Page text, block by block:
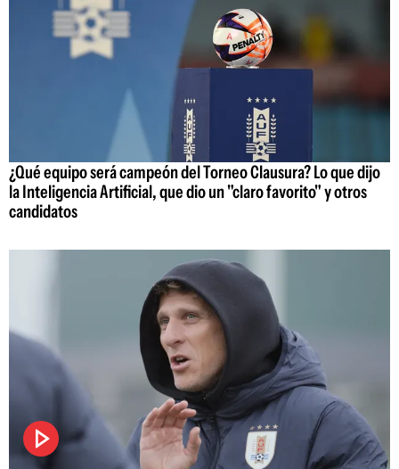
¿Qué equipo será campeón del Torneo Clausura? Lo que dijo
la Inteligencia Artificial, que dio un "claro favorito" y otros
candidatos